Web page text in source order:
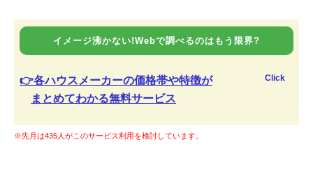
イメージ沸かない!Webで調べるのはもう限界?
👉各ハウスメーカーの価格帯や特徴が
まとめてわかる無料サービス
Click
※先月は435人がこのサービス利用を検討しています。